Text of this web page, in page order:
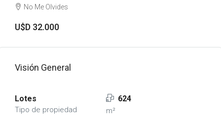
No Me Olvides
U$D 32.000
Visión General
Lotes
Tipo de propiedad
624
m²